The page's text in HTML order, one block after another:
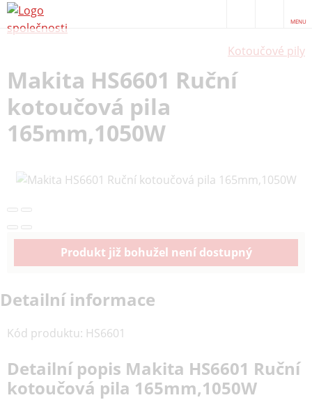
MENU
Kotoučové pily
Makita HS6601 Ruční
kotoučová pila
165mm,1050W
Produkt již bohužel není dostupný
Detailní informace
Kód produktu: HS6601
Detailní popis Makita HS6601 Ruční
kotoučová pila 165mm,1050W